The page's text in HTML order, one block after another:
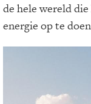
de hele wereld
energie op te